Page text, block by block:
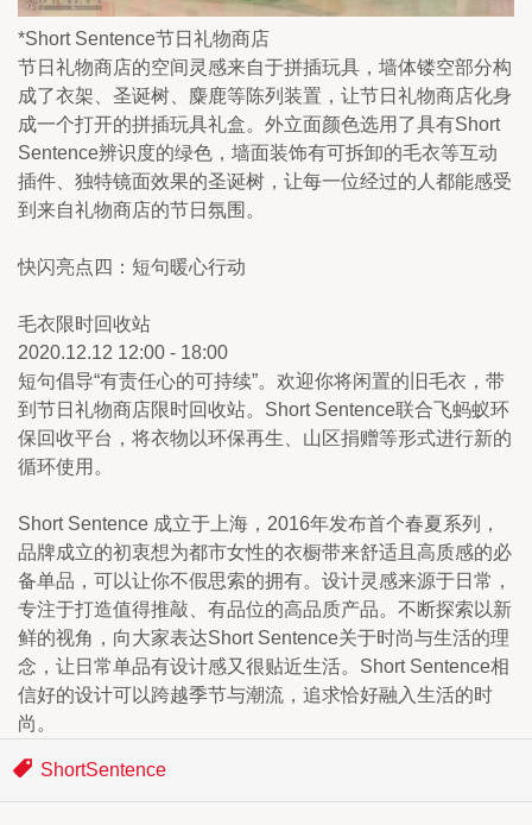
*Short Sentence节日礼物商店
节日礼物商店的空间灵感来自于拼插玩具，墙体镂空部分构
成了衣架、圣诞树、麋鹿等陈列装置，让节日礼物商店化身
成一个打开的拼插玩具礼盒。外立面颜色选用了具有Short
Sentence辨识度的绿色，墙面装饰有可拆卸的毛衣等互动
插件、独特镜面效果的圣诞树，让每一位经过的人都能感受
到来自礼物商店的节日氛围。
快闪亮点四：短句暖心行动
毛衣限时回收站
2020.12.12 12:00 - 18:00
短句倡导“有责任心的可持续”。欢迎你将闲置的旧毛衣，带
到节日礼物商店限时回收站。Short Sentence联合飞蚂蚁环
保回收平台，将衣物以环保再生、山区捐赠等形式进行新的
循环使用。
Short Sentence 成立于上海，2016年发布首个春夏系列，
品牌成立的初衷想为都市女性的衣橱带来舒适且高质感的必
备单品，可以让你不假思索的拥有。设计灵感来源于日常，
专注于打造值得推敲、有品位的高品质产品。不断探索以新
鲜的视角，向大家表达Short Sentence关于时尚与生活的理
念，让日常单品有设计感又很贴近生活。Short Sentence相
信好的设计可以跨越季节与潮流，追求恰好融入生活的时
尚。
ShortSentence